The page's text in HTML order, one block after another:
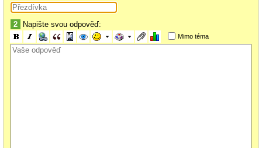
2 Napište svou odpověď:
Mimo téma